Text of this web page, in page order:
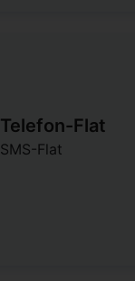
Telefon-Flat
SMS-Flat